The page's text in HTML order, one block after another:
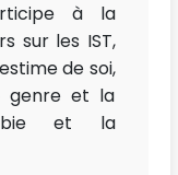
à la
sur les IST,
de soi,
genre et la
et la